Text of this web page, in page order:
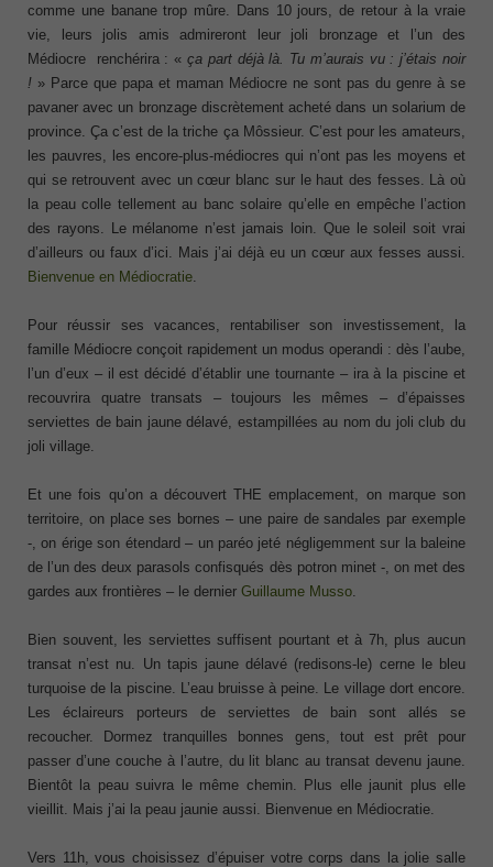
comme une banane trop mûre. Dans 10 jours, de retour à la vraie
vie, leurs jolis amis admireront leur joli bronzage et l’un des
Médiocre renchérira : « ça part déjà là. Tu m’aurais vu : j’étais noir
! » Parce que papa et maman Médiocre ne sont pas du genre à se
pavaner avec un bronzage discrètement acheté dans un solarium de
province. Ça c’est de la triche ça Môssieur. C’est pour les amateurs,
les pauvres, les encore-plus-médiocres qui n’ont pas les moyens et
qui se retrouvent avec un cœur blanc sur le haut des fesses. Là où
la peau colle tellement au banc solaire qu’elle en empêche l’action
des rayons. Le mélanome n’est jamais loin. Que le soleil soit vrai
d’ailleurs ou faux d’ici. Mais j’ai déjà eu un cœur aux fesses aussi.
Bienvenue en Médiocratie
Pour réussir ses vacances, rentabiliser son investissement, la
famille Médiocre conçoit rapidement un modus operandi : dès l’aube,
l’un d’eux – il est décidé d’établir une tournante – ira à la piscine et
recouvrira quatre transats – toujours les mêmes – d’épaisses
serviettes de bain jaune délavé, estampillées au nom du joli club du
joli village.
Et une fois qu’on a découvert THE emplacement, on marque son
territoire, on place ses bornes – une paire de sandales par exemple
-, on érige son étendard – un paréo jeté négligemment sur la baleine
de l’un des deux parasols confisqués dès potron minet -, on met des
gardes aux frontières – le dernier Guillaume Musso
Bien souvent, les serviettes suffisent pourtant et à 7h, plus aucun
transat n’est nu. Un tapis jaune délavé (redisons-le) cerne le bleu
turquoise de la piscine. L’eau bruisse à peine. Le village dort encore.
Les éclaireurs porteurs de serviettes de bain sont allés se
recoucher. Dormez tranquilles bonnes gens, tout est prêt pour
passer d’une couche à l’autre, du lit blanc au transat devenu jaune.
Bientôt la peau suivra le même chemin. Plus elle jaunit plus elle
vieillit. Mais j’ai la peau jaunie aussi. Bienvenue en Médiocratie.
Vers 11h, vous choisissez d’épuiser votre corps dans la jolie salle